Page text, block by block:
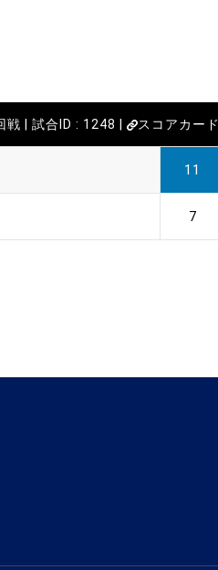
戦 | 試合ID : 1248 | スコアカード
11
7